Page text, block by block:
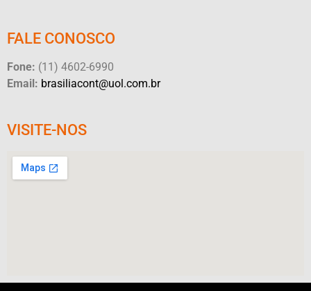
FALE CONOSCO
Fone: (11) 4602-6990
Email: brasiliacont@uol.com.br
VISITE-NOS